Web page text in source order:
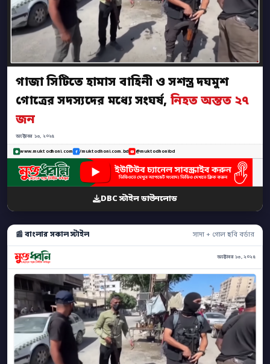
গাজা সিটিতে হামাস বাহিনী ও সশস্ত্র দঘমুশ
গোত্রের সদস্যদের মধ্যে সংঘর্ষ, নিহত অন্তত ২৭
জন
অক্টোবর ১৩, ২০২৫
www.muktodhoni.com /muktodhoni.com.bd @muktodhonibd
DBC স্টাইল ডাউনলোড
📰 বাংলার সকাল স্টাইল সাদা + গোল ছবি বর্ডার
অক্টোবর ১৩, ২০২৫